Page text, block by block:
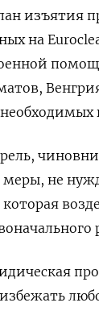
изъятия
на
меры, не